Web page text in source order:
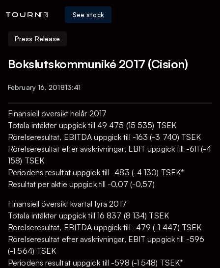
[IR] See stock
Press Release
Bokslutskommuniké 2017 (Cision)
February 16, 201813:41
Finansiell översikt helår 2017
Totala intäkter uppgick till 49 475 (15 535) TSEK
Rörelseresultat, EBITDA uppgick till -163 (-3 740) TSEK
Rörelseresultat efter avskrivningar, EBIT uppgick till -611 (-4
158) TSEK
Periodens resultat uppgick till -483 (-4 130) TSEK*
Resultat per aktie uppgick till -0,07 (-0,57)
Finansiell översikt kvartal fyra 2017
Totala intäkter uppgick till 16 837 (8 134) TSEK
Rörelseresultat, EBITDA uppgick till -479 (-1 447) TSEK
Rörelseresultat efter avskrivningar, EBIT uppgick till -596
(-1 564) TSEK
Periodens resultat uppgick till -598 (-1 548) TSEK*